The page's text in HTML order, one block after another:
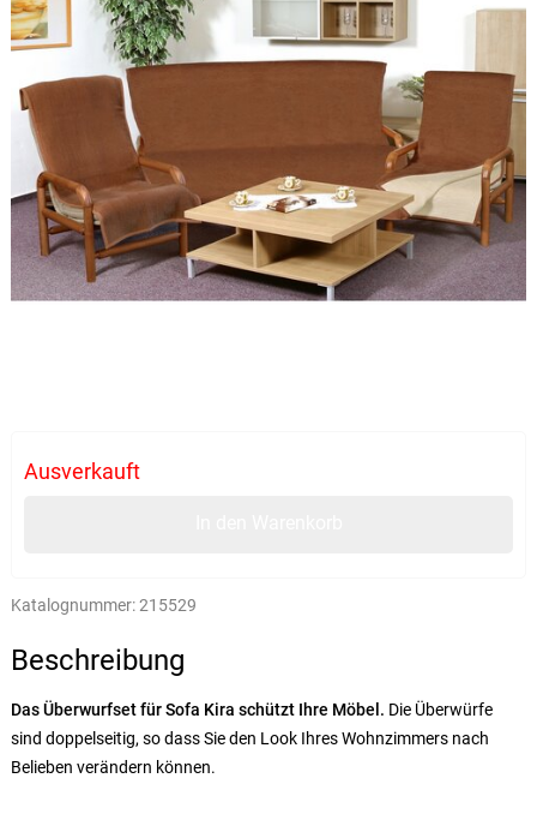
Ausverkauft
Katalognummer:215529
Beschreibung
Das Überwurfset für Sofa Kira schützt Ihre Möbel. Die Überwürfe
sind doppelseitig, so dass Sie den Look Ihres Wohnzimmers nach
Belieben verändern können.